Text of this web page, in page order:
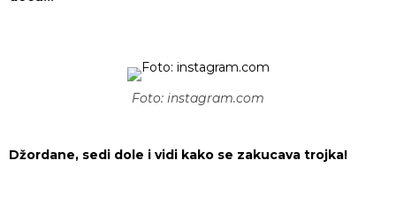
Foto: instagram.com
Džordane, sedi dole i vidi kako se zakucava trojka!